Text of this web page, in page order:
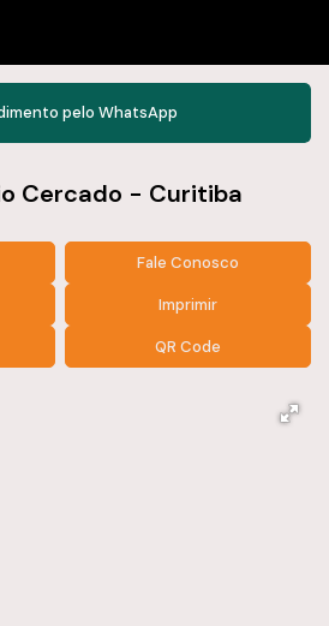
pelo WhatsApp
Cercado - Curitiba
Fale Conosco
Imprimir
QR Code